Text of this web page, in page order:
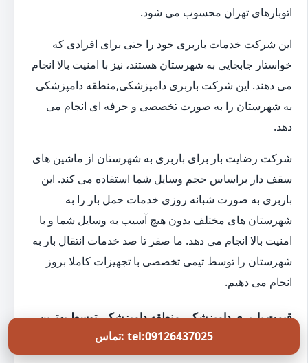
اتوبارهای تهران محسوب می شود.
این شرکت خدمات باربری خود را حتی برای افرادی که
خواستار جابجایی به شهرستان هستند، نیز با امنیت بالا انجام
می دهند. این شرکت باربری دامپزشکی,منطقه دامپزشکی
به شهرستان را به صورت تخصصی و حرفه ای انجام می
دهد.
شرکت رضایت بار برای باربری به شهرستان از ماشین های
سقف دار براساس حجم وسایل شما استفاده می کند. این
باربری به صورت شبانه روزی خدمات حمل بار را به
شهرستان های مختلف بدون هیچ آسیب به وسایل شما و با
امنیت بالا انجام می دهد. ما صفر تا صد خدمات انتقال بار به
شهرستان را توسط تیمی تخصصی با تجهیزات کاملا بروز
انجام می دهیم.
قیمت باربری دامپزشکی,منطقه دامپزشکی توسط بهترین
شرکت اسباب کشیتماس: tel:09126437025